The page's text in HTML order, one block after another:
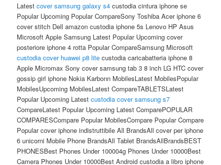
Latestcover samsung galaxy s4 custodia cintura iphone se
Popular Upcoming Popular CompareSony Toshiba Acer iphone 6
cover stitch Dell amazon custodia iphone 5s Lenovo HP Asus
Microsoft Apple Samsung Latest Popular Upcoming cover
posteriore iphone 4 rotta Popular CompareSamsung Microsoft
custodia cover huawei p8 lite custodia caricabatteria iphone 8
Apple Micromax Sony cover samsung tab 3 8 inch LG HTC cover
gossip girl iphone Nokia Karbonn MobilesLatest MobilesPopular
MobilesUpcoming MobilesLatest CompareTABLETSLatest
Popular Upcoming Latestcustodia cover samsung s7
CompareLatest Popular Upcoming Latest ComparePOPULAR
COMPARESCompare Popular MobilesCompare Popular Compare
Popular cover iphone indistruttibile All BrandsAll cover per iphone
6 unicorni Mobile Phone BrandsAll Tablet BrandsAllBrandsBEST
PHONESBest Phones Under 100004g Phones Under 10000Best
Camera Phones Under 10000Best Android custodia a libro iphone